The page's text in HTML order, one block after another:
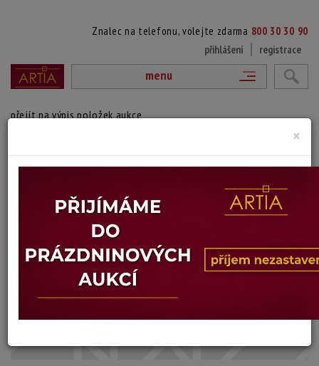
Znalec na telefonu, volejte zdarma 800 30 30 90
přihlášení
registrace
menu
přejít na výpis položek aukce
MOST PŘES ŘEKU
(1849 - 1912)
signováno a datováno vlevo dole, rámováno
Technika: olej na plátně, datace: 1892
Šířka: 53 cm, výška: 30 cm, rámování: 47 x 69,5
Stav: mírně poškozeno
×